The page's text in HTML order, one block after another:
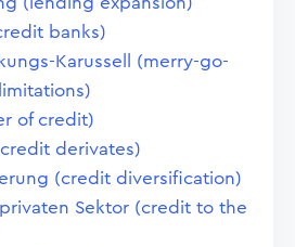
banks)
Karussell (merry-go-
of credit)
derivates)
(credit diversification)
Sektor (credit to the